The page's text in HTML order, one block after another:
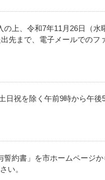
上、令和7年11月26日（水
先まで、電子メールでのフ
日祝を除く午前9時から午後
約書」を市ホームページか
い。